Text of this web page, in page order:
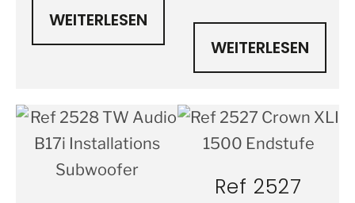
WEITERLESEN
WEITERLESEN
Ref 2527